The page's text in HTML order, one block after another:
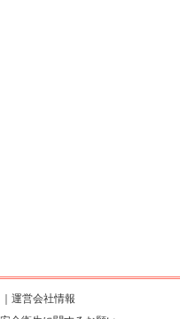
運営会社情報